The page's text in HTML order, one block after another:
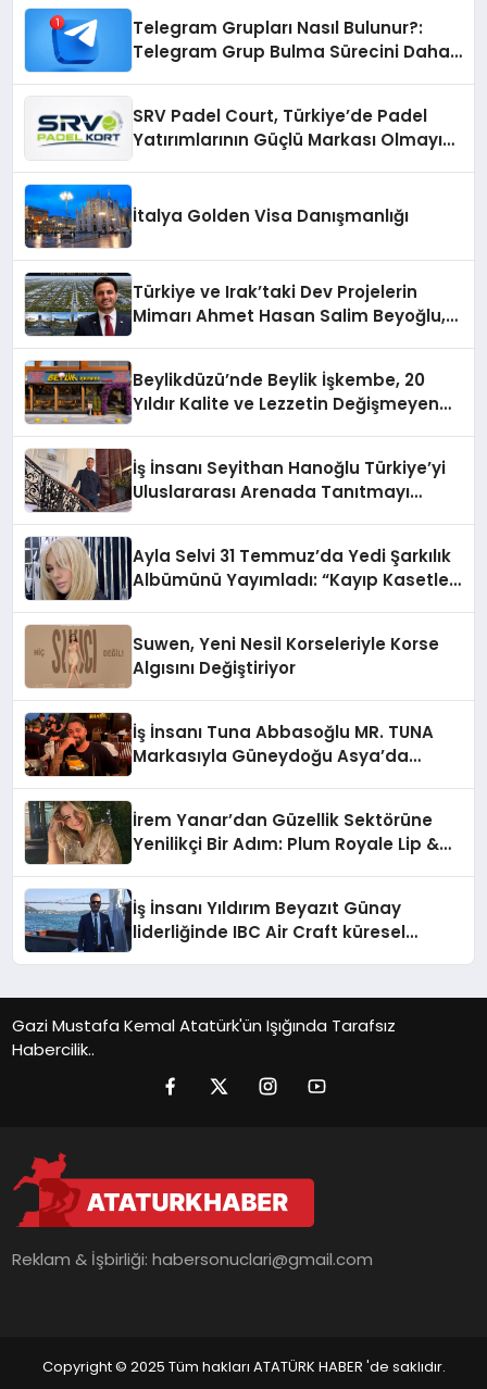
Telegram Grupları Nasıl Bulunur?:
Telegram Grup Bulma Sürecini Daha
SRV Padel Court, Türkiye’de Padel
Yatırımlarının Güçlü Markası Olmayı
İtalya Golden Visa Danışmanlığı
Türkiye ve Irak’taki Dev Projelerin
Mimarı Ahmet Hasan Salim Beyoğlu,
Hayata Geçirecek
Beylikdüzü’nde Beylik İşkembe, 20
Yıldır Kalite ve Lezzetin Değişmeyen
İş İnsanı Seyithan Hanoğlu Türkiye’yi
Uluslararası Arenada Tanıtmayı
Ayla Selvi 31 Temmuz’da Yedi Şarkılık
Albümünü Yayımladı: “Kayıp Kasetler
Suwen, Yeni Nesil Korseleriyle Korse
Algısını Değiştiriyor
İş İnsanı Tuna Abbasoğlu MR. TUNA
Markasıyla Güneydoğu Asya’da
İrem Yanar’dan Güzellik Sektörüne
Yenilikçi Bir Adım: Plum Royale Lip &
İş İnsanı Yıldırım Beyazıt Günay
liderliğinde IBC Air Craft küresel
Gazi Mustafa Kemal Atatürk'ün Işığında Tarafsız
Habercilik..
Reklam & İşbirliği:habersonuclari@gmail.com
Copyright © 2025 Tüm hakları ATATÜRK HABER 'de saklıdır.